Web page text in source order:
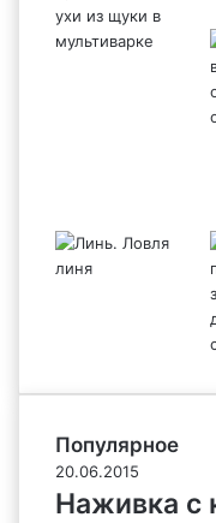
Популярное
20.06.2015
Наживка с